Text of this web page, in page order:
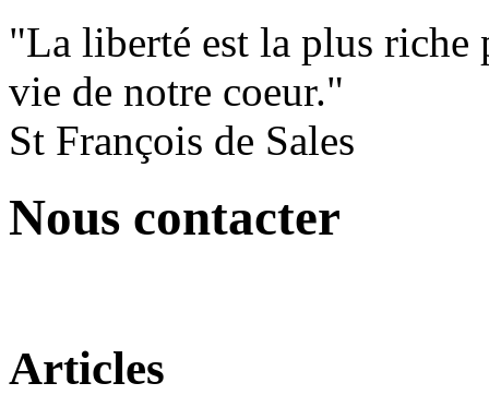
"La liberté est la plus riche
vie de notre coeur."
St François de Sales
Nous contacter
Articles